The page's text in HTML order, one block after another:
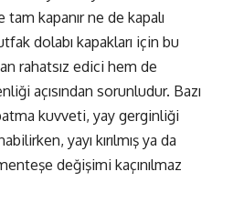
kapanır ne de kapalı
dolabı kapakları için bu
rahatsız edici hem de
açısından sorunludur. Bazı
kuvveti, yay gerginliği
yayı kırılmış ya da
değişimi kaçınılmaz